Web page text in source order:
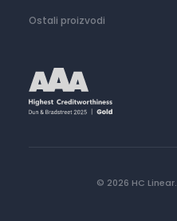
Ostali proizvodi
© 2026 HC Linear.